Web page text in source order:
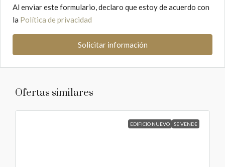
Al enviar este formulario, declaro que estoy de acuerdo con
la Política de privacidad
Solicitar información
Ofertas similares
EDIFICIO NUEVO SE VENDE